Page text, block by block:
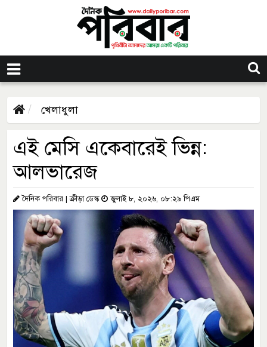
খেলাধুলা
এই মেসি একেবারেই ভিন্ন:
আলভারেজ
দৈনিক পরিবার | ক্রীড়া ডেস্ক জুলাই ৮, ২০২৬, ০৮:২৯ পিএম